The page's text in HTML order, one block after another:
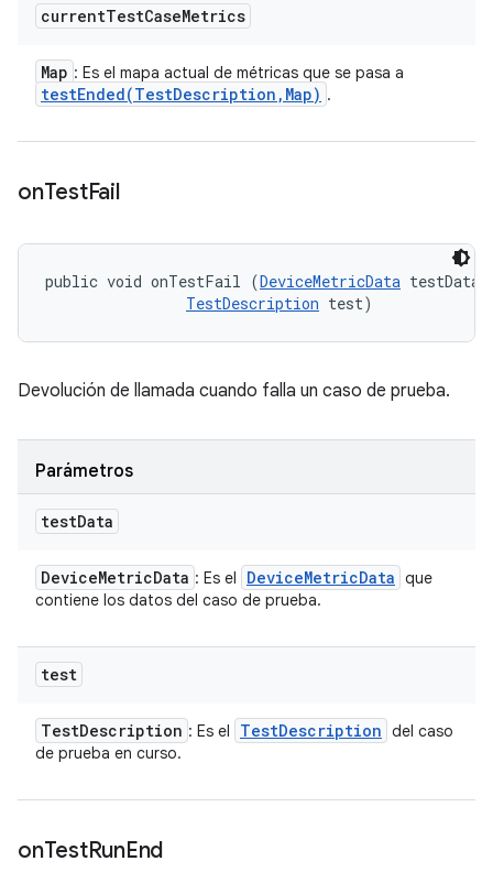
currentTestCaseMetrics
Map : Es el mapa actual de métricas que se pasa a
testEnded(TestDescription , Map) .
onTestFail
public void onTestFail (DeviceMetricData
TestDescription test)
Devolución de llamada cuando falla un caso de prueba.
Parámetros
testData
DeviceMetricData : Es el DeviceMetricData que
contiene los datos del caso de prueba.
test
TestDescription : Es el TestDescription del caso
de prueba en curso.
onTestRunEnd